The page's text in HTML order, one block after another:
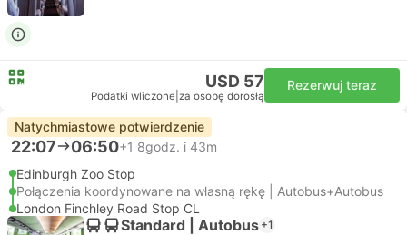
USD 57
Podatki wliczone za osobę dorosłą
Rezerwuj teraz
Natychmiastowe potwierdzenie
22:07 06:50+1 8godz. i 43m
Edinburgh Zoo Stop
Połączenia koordynowane na własną rękę | Autobus+Autobus
London Finchley Road Stop CL
Standard | Autobus +1